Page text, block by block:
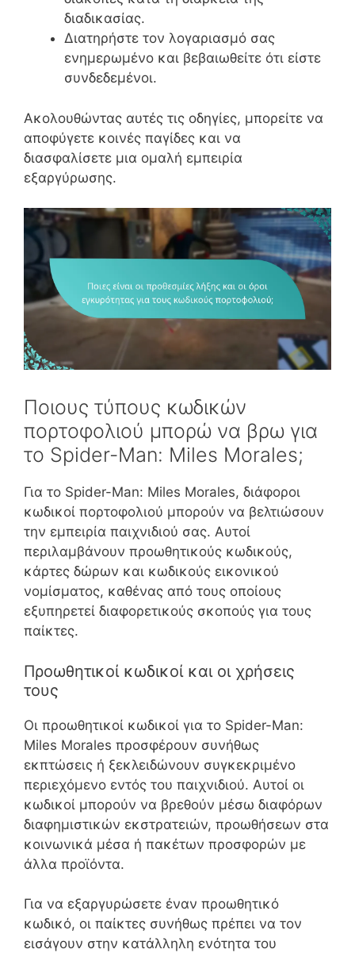
διαδικασίας.
Διατηρήστε τον λογαριασμό σας
ενημερωμένο και βεβαιωθείτε ότι είστε
συνδεδεμένοι.
Ακολουθώντας αυτές τις οδηγίες, μπορείτε να
αποφύγετε κοινές παγίδες και να
διασφαλίσετε μια ομαλή εμπειρία
εξαργύρωσης.
Ποιους τύπους κωδικών
πορτοφολιού μπορώ να βρω για
το Spider-Man: Miles Morales;
Για το Spider-Man: Miles Morales, διάφοροι
κωδικοί πορτοφολιού μπορούν να βελτιώσουν
την εμπειρία παιχνιδιού σας. Αυτοί
περιλαμβάνουν προωθητικούς κωδικούς,
κάρτες δώρων και κωδικούς εικονικού
νομίσματος, καθένας από τους οποίους
εξυπηρετεί διαφορετικούς σκοπούς για τους
παίκτες.
Προωθητικοί κωδικοί και οι χρήσεις
τους
Οι προωθητικοί κωδικοί για το Spider-Man:
Miles Morales προσφέρουν συνήθως
εκπτώσεις ή ξεκλειδώνουν συγκεκριμένο
περιεχόμενο εντός του παιχνιδιού. Αυτοί οι
κωδικοί μπορούν να βρεθούν μέσω διαφόρων
διαφημιστικών εκστρατειών, προωθήσεων στα
κοινωνικά μέσα ή πακέτων προσφορών με
άλλα προϊόντα.
Για να εξαργυρώσετε έναν προωθητικό
κωδικό, οι παίκτες συνήθως πρέπει να τον
εισάγουν στην κατάλληλη ενότητα του